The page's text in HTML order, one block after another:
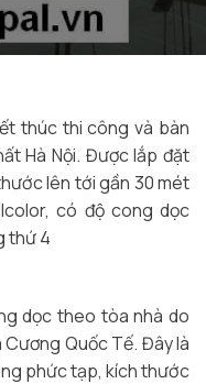
thúc thi công và bàn
Hà Nội. Được lắp đặt
lên tới gần 30 mét
có độ cong dọc
thứ 4
dọc theo tòa nhà do
Quốc Tế. Đây là
phức tạp, kích thước